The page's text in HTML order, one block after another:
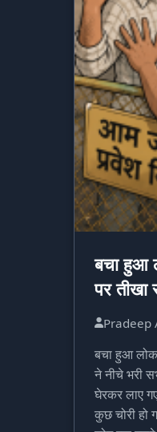
बचा हुआ
पर तीखा
Pradeep
बचा हुआ
ने नीचे भरी
घेरकर लाए
कुछ चोरी हो